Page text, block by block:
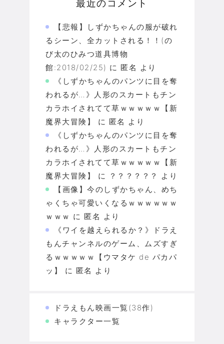
最近のコメント
【悲報】しずかちゃんの服が破れ
るシーン、全カットされる！！(の
び太のひみつ道具博物
館:2018/02/25) に 匿名 より
《しずかちゃんのパンツに目を奪
われるが…》人形のスカートもチン
カラホイされてて草ｗｗｗｗｗ【新
魔界大冒険】
に 匿名 より
《しずかちゃんのパンツに目を奪
われるが…》人形のスカートもチン
カラホイされてて草ｗｗｗｗｗ【新
魔界大冒険】
に ？？？？？？
より
【画像】今のしずかちゃん、めち
ゃくちゃ可愛いくなるｗｗｗｗｗｗ
ｗｗｗ に 匿名 より
《ワイを越えられるか？》ドラえ
もんチャンネルのゲーム、ムズすぎ
るｗｗｗｗｗ【ウマタケ de パカパ
ッ】
に 匿名 より
ドラえもん映画一覧(38作)
キャラクター一覧